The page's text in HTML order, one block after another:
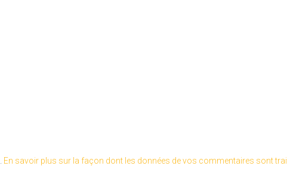
En savoir plus sur la façon dont les données de vos commentaires sont